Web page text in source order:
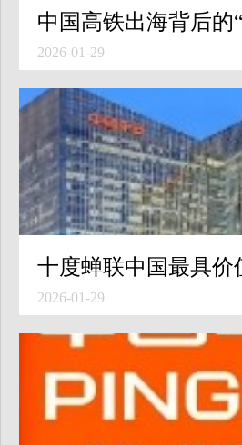
2026-01-29
2026-01-29